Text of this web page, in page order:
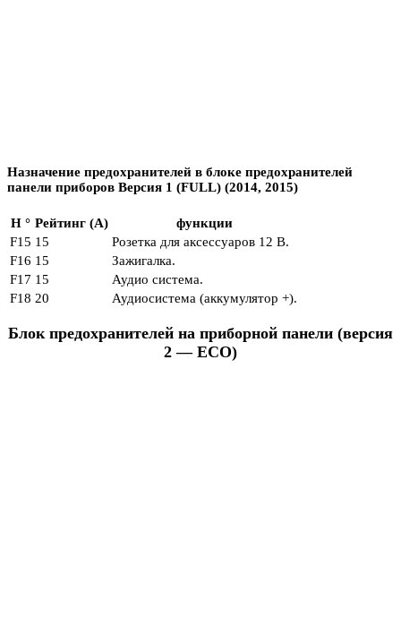
Назначение предохранителей в блоке предохранителей
панели приборов Версия 1 (FULL) (2014, 2015)
Н ° Рейтинг (А)
функции
F15 15
Розетка для аксессуаров 12 В.
F16 15
Зажигалка.
F17 15
Аудио система.
F18 20 Аудиосистема (аккумулятор +).
Блок предохранителей на приборной панели (версия
2 — ECO)